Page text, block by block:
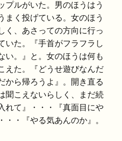
プルがいた。男のほうはう
まく投げている。女のほう
く、あさっての方向に行っ
いた。『手首がフラフラし
い。』と。女のほうは何も
えた。『どうせ遊びなんだ
から帰ろうよ』。開き直る
聞こえないらしく、まだ続
れて』・・・『真面目にや
・・『やる気あんのか』。